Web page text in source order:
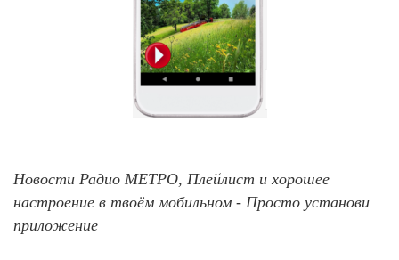
Новости Радио МЕТРО, Плейлист и хорошее
настроение в твоём мобильном - Просто установи
приложение